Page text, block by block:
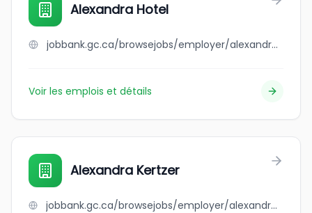
Alexandra Hotel
jobbank.gc.ca/browsejobs/employer/alexandra+hotel/ca
Voir les emplois et détails
Alexandra Kertzer
jobbank.gc.ca/browsejobs/employer/alexandra+kertzer/ca